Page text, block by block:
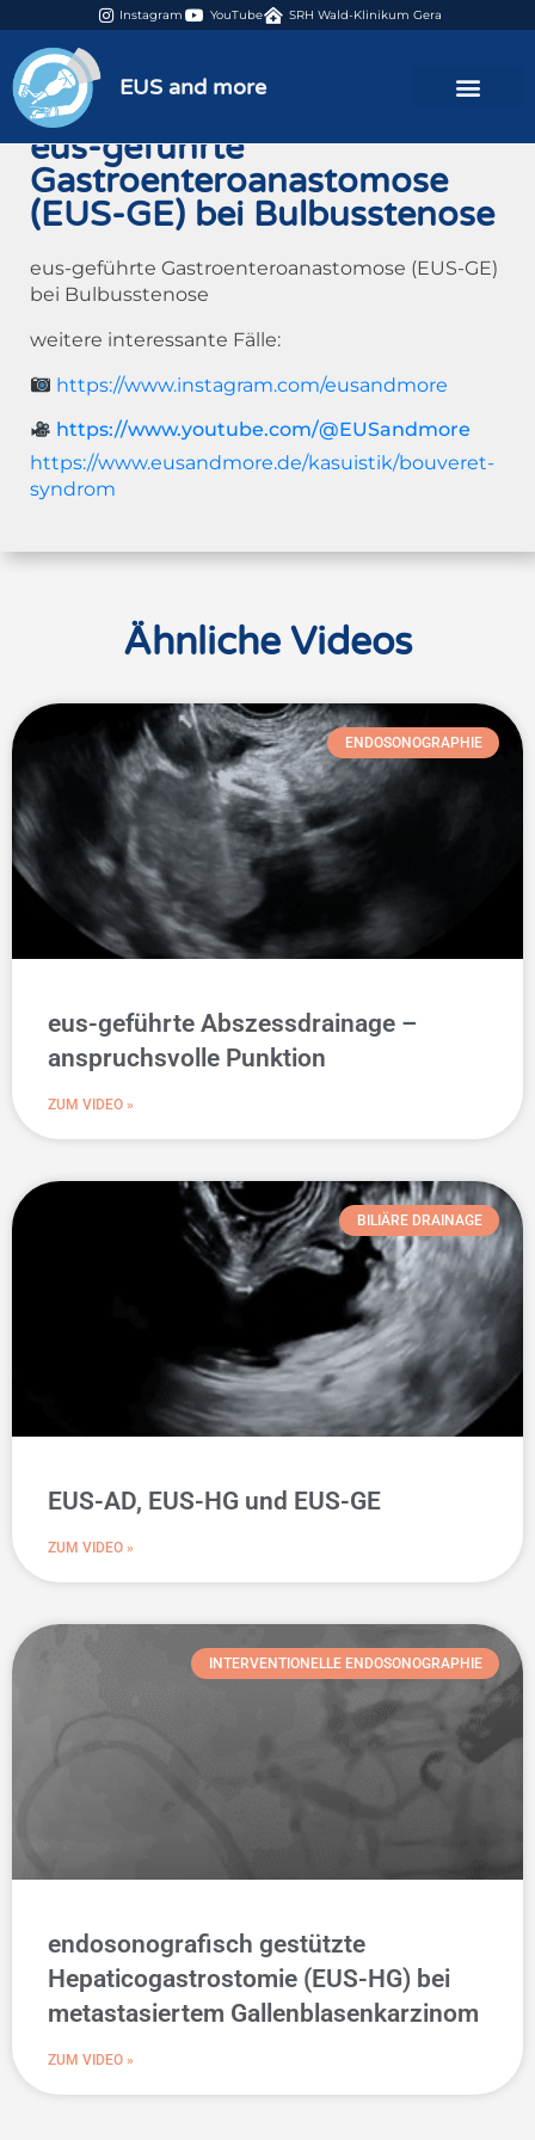
Instagram YouTube SRH Wald-Klinikum Gera
EUS and more
07:41
eus-geführte
Gastroenteroanastomose
(EUS-GE) bei Bulbusstenose
eus-geführte Gastroenteroanastomose (EUS-GE)
bei Bulbusstenose
weitere interessante Fälle:
https://www.instagram.com/eusandmore
https://www.youtube.com/@EUSandmore
https://www.eusandmore.de/kasuistik/bouveret-
syndrom
Ähnliche Videos
ENDOSONOGRAPHIE
eus-geführte Abszessdrainage –
anspruchsvolle Punktion
ZUM VIDEO »
BILIÄRE DRAINAGE
EUS-AD, EUS-HG und EUS-GE
ZUM VIDEO »
INTERVENTIONELLE ENDOSONOGRAPHIE
endosonografisch gestützte
Hepaticogastrostomie (EUS-HG) bei
metastasiertem Gallenblasenkarzinom
ZUM VIDEO »